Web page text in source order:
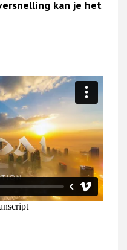
kan je het